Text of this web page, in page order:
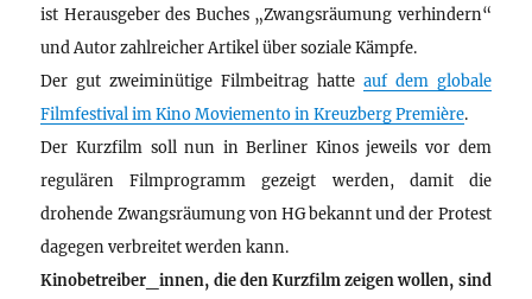
ist Herausgeber des Buches „Zwangsräumung verhindern“
und Autor zahlreicher Artikel über soziale Kämpfe.
Der gut zweiminütige Filmbeitrag hatte auf dem globale
Filmfestival im Kino Moviemento in Kreuzberg Première.
Der Kurzfilm soll nun in Berliner Kinos jeweils vor dem
regulären Filmprogramm gezeigt werden, damit die
drohende Zwangsräumung von HG bekannt und der Protest
dagegen verbreitet werden kann.
Kinobetreiber_innen, die den Kurzfilm zeigen wollen, sind